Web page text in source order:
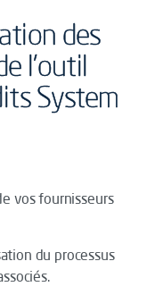
des
l'outil
System
vos fournisseurs
du processus